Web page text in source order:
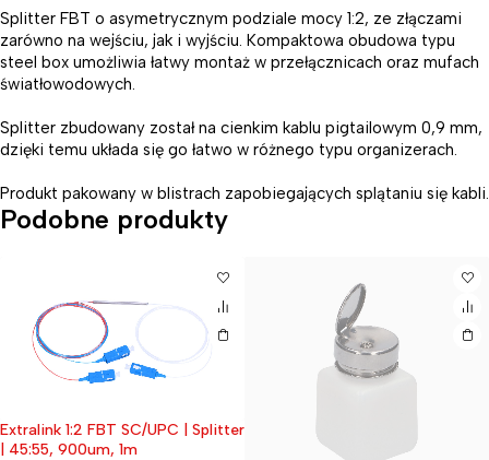
Splitter FBT o asymetrycznym podziale mocy 1:2, ze złączami
zarówno na wejściu, jak i wyjściu. Kompaktowa obudowa typu
steel box umożliwia łatwy montaż w przełącznicach oraz mufach
światłowodowych.
Splitter zbudowany został na cienkim kablu pigtailowym 0,9 mm,
dzięki temu układa się go łatwo w różnego typu organizerach.
Produkt pakowany w blistrach zapobiegających splątaniu się kabli.
Podobne produkty
| 25:75, 900um, 1m